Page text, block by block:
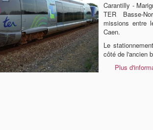
Carantilly -
TER Basse-
missions entre
Caen.
Le
côté de l'ancien
Plus